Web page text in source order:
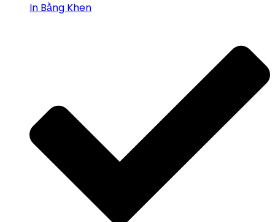
In Bằng Khen